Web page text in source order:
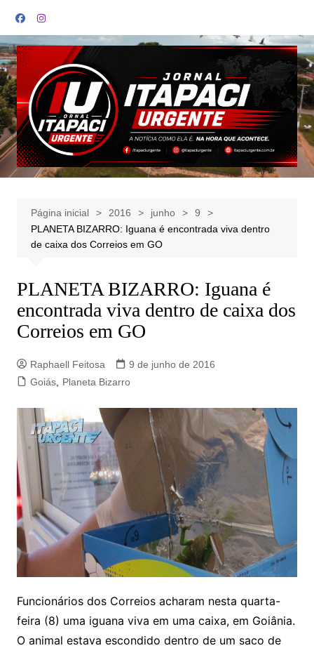
para
o
conteúdo
Página inicial 2016 junho
9
PLANETA BIZARRO: Iguana é encontrada viva dentro
de caixa dos Correios em GO
PLANETA BIZARRO: Iguana é
encontrada viva dentro de caixa dos
Correios em GO
Raphaell Feitosa
9 de junho de 2016
Goiás, Planeta Bizarro
Funcionários dos Correios acharam nesta quarta-
feira (8) uma iguana viva em uma caixa, em Goiânia.
O animal estava escondido dentro de um saco de